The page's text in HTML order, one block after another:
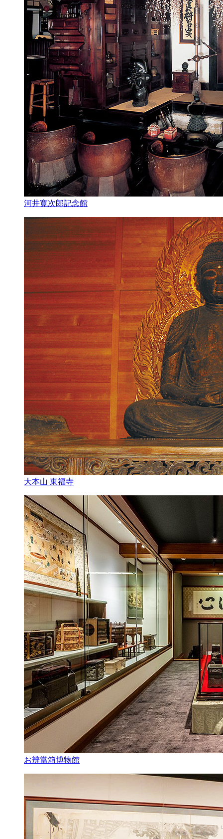
河井寛次郎記念館
大本山 東福寺
お辨當箱博物館